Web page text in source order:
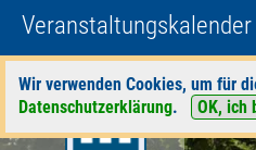
Wir verwenden Cookies, um für
Datenschutzerklärung. OK, ich